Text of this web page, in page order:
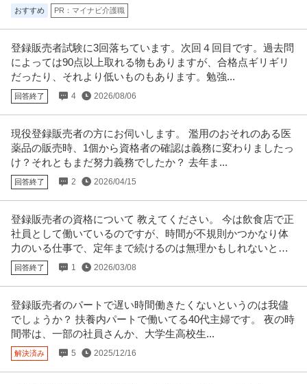
おすすめ PR：マイナビ介護職
登録販売者試験に3回落ちています。次回４回目です。過去問
によっては90点以上取れる物もありますが、合格点ギリギリ
だったり、それより低いものもあります。勉強...
回答終了 4 2026/08/06
現役登録販売者の方にお伺いします。 濫用のおそれのある医
薬品の販売時、1個から資格者の確認は義務に変わりましたっ
け？それともまだ努力義務でしたか？ 去年ま...
回答終了 2 2026/04/15
登録販売者の資格について 教えてください。 今は飲食店で正
社員として働いているのですが、時間が不規則かつかなり体
力のいる仕事で、定年まで続けるのは無理かもしれないと思
い始めています。
回答終了 1 2026/03/08
登録販売者のパートで遅い時間働きたくないというのは我儘
でしょうか？ 扶養内パートで働いてる40代主婦です。 夜の時
間帯は、一部の社員さんか、大学生高校生...
解決済み 5 2025/12/16